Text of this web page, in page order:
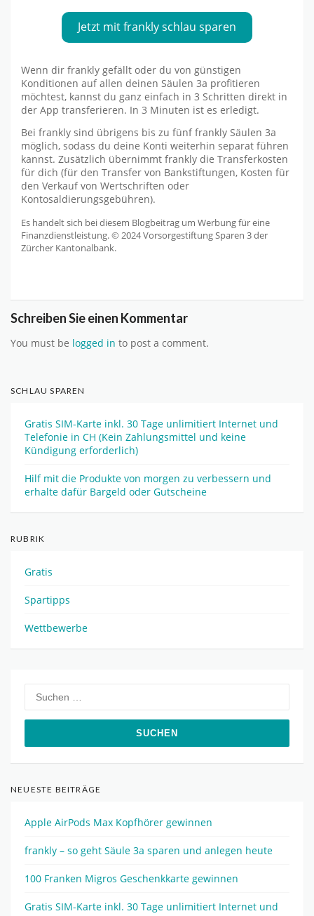
Jetzt mit frankly schlau sparen
Wenn dir frankly gefällt oder du von günstigen
Konditionen auf allen deinen Säulen 3a profitieren
möchtest, kannst du ganz einfach in 3 Schritten direkt in
der App transferieren. In 3 Minuten ist es erledigt.
Bei frankly sind übrigens bis zu fünf frankly Säulen 3a
möglich, sodass du deine Konti weiterhin separat führen
kannst. Zusätzlich übernimmt frankly die Transferkosten
für dich (für den Transfer von Bankstiftungen, Kosten für
den Verkauf von Wertschriften oder
Kontosaldierungsgebühren).
Es handelt sich bei diesem Blogbeitrag um Werbung für eine
Finanzdienstleistung. © 2024 Vorsorgestiftung Sparen 3 der
Zürcher Kantonalbank.
Schreiben Sie einen Kommentar
You must be logged in to post a comment.
SCHLAU SPAREN
Gratis SIM-Karte inkl. 30 Tage unlimitiert Internet und
Telefonie in CH (Kein Zahlungsmittel und keine
Kündigung erforderlich)
Hilf mit die Produkte von morgen zu verbessern und
erhalte dafür Bargeld oder Gutscheine
RUBRIK
Gratis
Spartipps
Wettbewerbe
nach:
NEUESTE BEITRÄGE
Apple AirPods Max Kopfhörer gewinnen
frankly – so geht Säule 3a sparen und anlegen heute
100 Franken Migros Geschenkkarte gewinnen
Gratis SIM-Karte inkl. 30 Tage unlimitiert Internet und